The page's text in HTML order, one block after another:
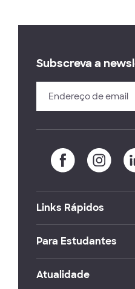
Subscreva a
Links Rápidos
Para Estudantes
Atualidade